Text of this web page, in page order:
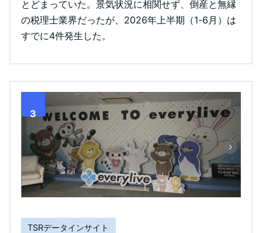
とどまっていた。景気状況に相関せず、倒産と無縁
の税理士業界だったが、2026年上半期（1-6月）は
すでに4件発生した。
3
TSRデータインサイト